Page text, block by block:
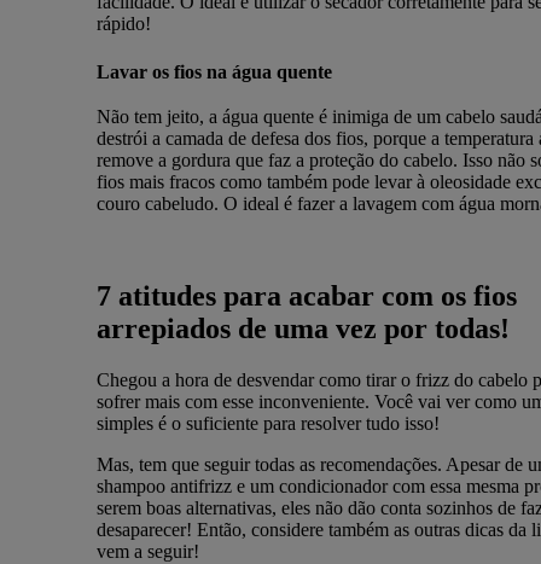
rápido!
Lavar os fios na água quente
Não tem jeito, a água quente é inimiga de um cabelo
destrói a camada de defesa dos fios, porque a temperatura
remove a gordura que faz a proteção do cabelo. Isso não
fios mais fracos como também pode levar à oleosidade
couro cabeludo. O ideal é fazer a lavagem com água
7 atitudes para acabar com os fios
arrepiados de uma vez por todas!
Chegou a hora de desvendar como tirar o frizz do cabelo
sofrer mais com esse inconveniente. Você vai ver como
simples é o suficiente para resolver tudo isso!
Mas, tem que seguir todas as recomendações. Apesar de
shampoo antifrizz e um condicionador com essa mesma
serem boas alternativas, eles não dão conta sozinhos de
desaparecer! Então, considere também as outras dicas da
vem a seguir!